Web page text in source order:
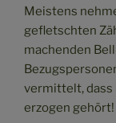
Meistens
gefletschten
machenden
vermittelt, dass
erzogen